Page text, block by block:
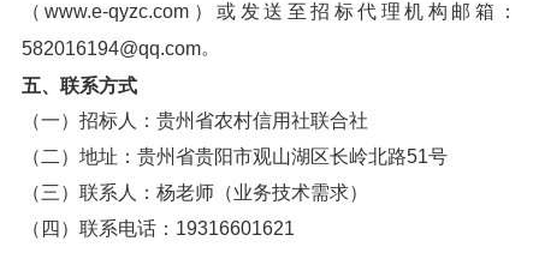
（www.e-qyzc.com）或发送至招标代理机构邮箱：
582016194@qq.com。
五、联系方式
（一）招标人：贵州省农村信用社联合社
（二）地址：贵州省贵阳市观山湖区长岭北路51号
（三）联系人：杨老师（业务技术需求）
（四）联系电话：19316601621